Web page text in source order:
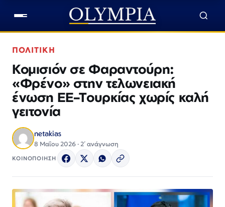
ΠΟΛΙΤΙΚΗ
Κομισιόν σε Φαραντούρη:
«Φρένο» στην τελωνειακή
ένωση ΕΕ–Τουρκίας χωρίς καλή
γειτονία
netakias
8 Μαΐου 2026 · 2΄ ανάγνωση
ΚΟΙΝΟΠΟΙΗΣΗ